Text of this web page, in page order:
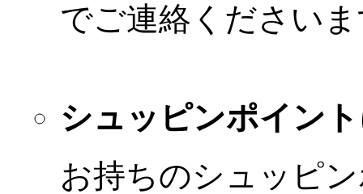
でご連絡ください
シュッピンポイン
お持ちのシュッピ